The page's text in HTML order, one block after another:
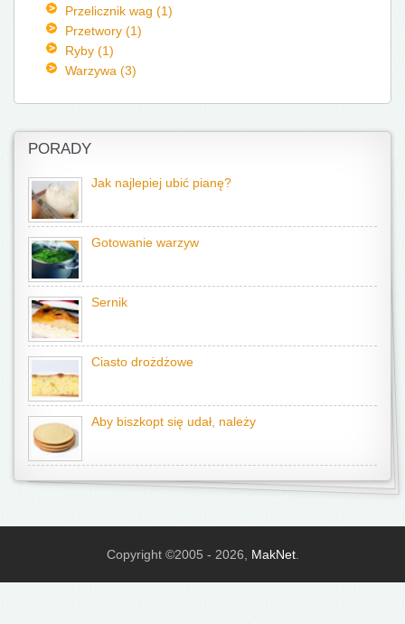
Przelicznik wag (1)
Przetwory (1)
Ryby (1)
Warzywa (3)
PORADY
Jak najlepiej ubić pianę?
Gotowanie warzyw
Sernik
Ciasto drożdżowe
Aby biszkopt się udał, należy
Copyright ©2005 - 2026, MakNet.